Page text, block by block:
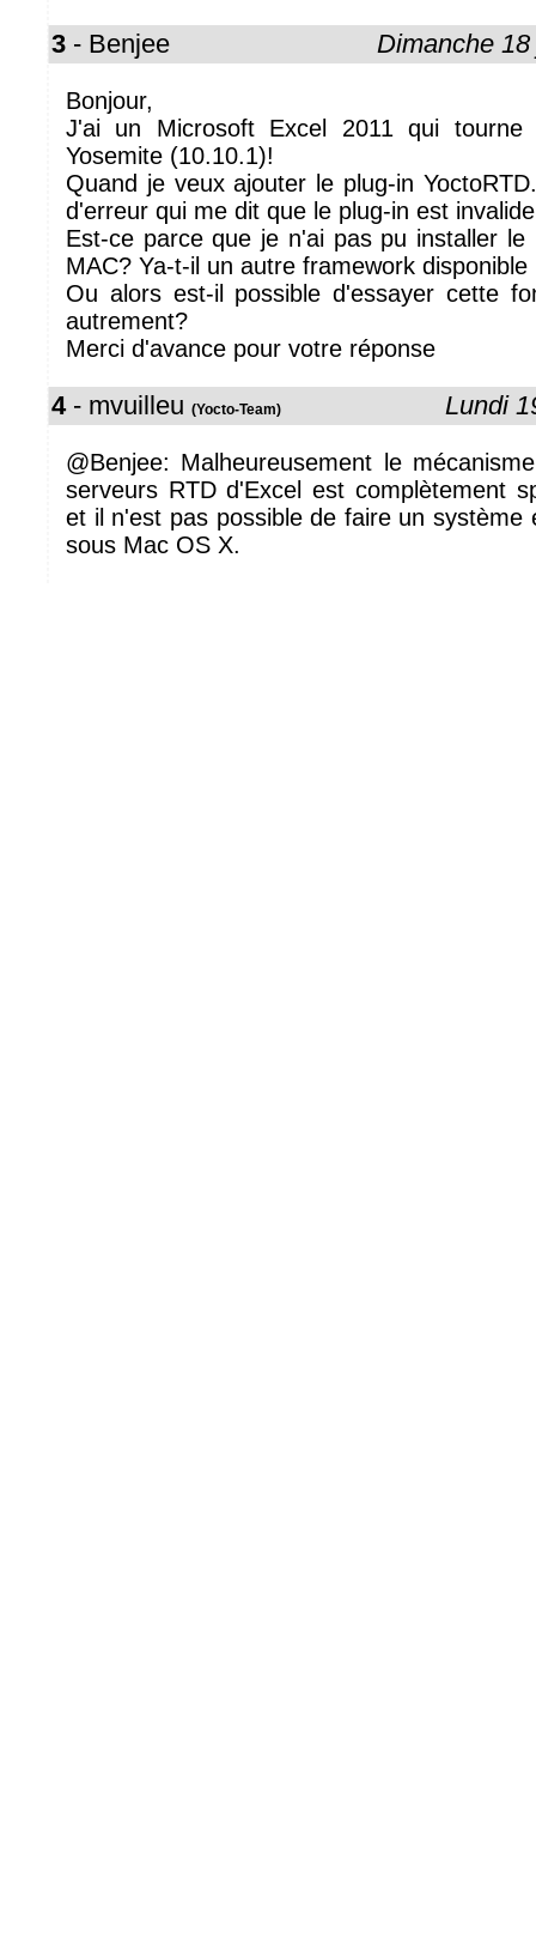
3 - Benjee Dimanche
Bonjour,
J'ai un Microsoft Excel 2011 qui
Yosemite (10.10.1)!
Quand je veux ajouter le plug-in
d'erreur qui me dit que le plug-in est
Est-ce parce que je n'ai pas pu installer le
MAC? Ya-t-il un autre framework disponible
Ou alors est-il possible d'essayer cette
autrement?
Merci d'avance pour votre réponse
4- mvuilleu (Yocto-Team) Lundi
@Benjee: Malheureusement le
serveurs RTD d'Excel est complètement
et il n'est pas possible de faire un système
sous Mac OS X.